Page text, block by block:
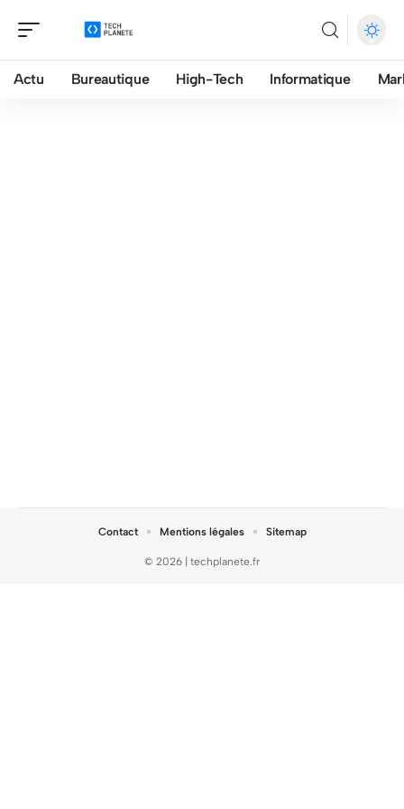
Actu Bureautique High-Tech Informatique
© 2026 | techplanete.fr
Contact Mentions légales Sitemap